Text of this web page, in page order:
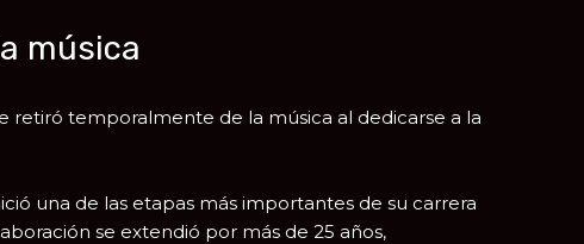
música
retiró temporalmente de la música al dedicarse a la
una de las etapas más importantes de su carrera
se extendió por más de 25 años,